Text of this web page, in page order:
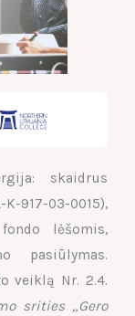
skaidrus
K-917-03-0015),
lėšomis,
pasiūlymas.
veiklą Nr. 2.4.
srities „Gero